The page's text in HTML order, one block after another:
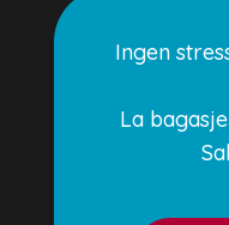
Ingen
La